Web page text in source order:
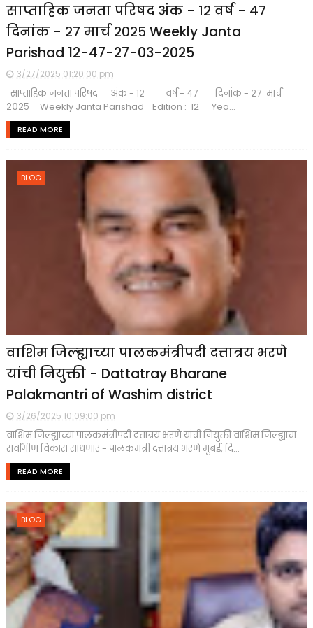
साप्ताहिक जनता परिषद अंक - १२ वर्ष - ४७
दिनांक - २७ मार्च २०२५ Weekly Janta
Parishad 12-47-27-03-2025
3/27/2025 01:20:00 pm
साप्ताहिक जनता परिषद अंक - १२ वर्ष - ४७ दिनांक - २७ मार्च
२०२५ Weekly Janta Parishad Edition : 12 Yea...
READ MORE
BLOG
वाशिम जिल्ह्याच्या पालकमंत्रीपदी दत्तात्रय भरणे
यांची नियुक्ती - Dattatray Bharane
Palakmantri of Washim district
3/26/2025 10:09:00 pm
वाशिम जिल्ह्याच्या पालकमंत्रीपदी दत्तात्रय भरणे यांची नियुक्ती वाशिम जिल्ह्याचा
सर्वांगीण विकास साधणार - पालकमंत्री दत्तात्रय भरणे मुंबई, दि...
READ MORE
BLOG